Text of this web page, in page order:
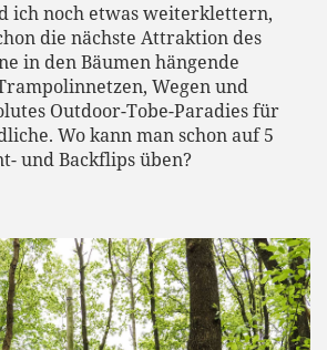
ich noch etwas weiterklettern,
die nächste Attraktion des
in den Bäumen hängende
Wegen und
Outdoor-Tobe-Paradies für
Wo kann man schon auf 5
und Backflips üben?